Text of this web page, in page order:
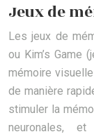
Jeux de
Les jeux de
ou Kim’s Game
mémoire
de manière
stimuler la
neuronales,